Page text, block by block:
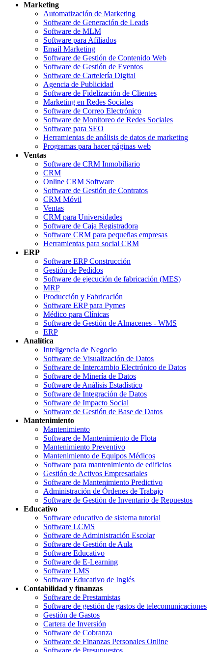
Marketing
Automatización de Marketing
Software de Generación de Leads
Software de MLM
Software para Afiliados
Email Marketing
Software de Gestión de Contenido Web
Software de Gestión de Eventos
Software de Cartelería Digital
Agencia de Publicidad
Software de Fidelización de Clientes
Marketing en Redes Sociales
Software de Correo Electrónico
Software de Monitoreo de Redes Sociales
Software para SEO
Herramientas de análisis de datos de marketing
Programas para hacer páginas web
Ventas
Software de CRM Inmobiliario
CRM
Online CRM Software
Software de Gestión de Contratos
CRM Móvil
Ventas
CRM para Universidades
Software de Caja Registradora
Software CRM para pequeñas empresas
Herramientas para social CRM
ERP
Software ERP Construcción
Gestión de Pedidos
Software de ejecución de fabricación (MES)
MRP
Producción y Fabricación
Software ERP para Pymes
Médico para Clínicas
Software de Gestión de Almacenes - WMS
ERP
Analítica
Inteligencia de Negocio
Software de Visualización de Datos
Software de Intercambio Electrónico de Datos
Software de Minería de Datos
Software de Análisis Estadístico
Software de Integración de Datos
Software de Impacto Social
Software de Gestión de Base de Datos
Mantenimiento
Mantenimiento
Software de Mantenimiento de Flota
Mantenimiento Preventivo
Mantenimiento de Equipos Médicos
Software para mantenimiento de edificios
Gestión de Activos Empresariales
Software de Mantenimiento Predictivo
Administración de Órdenes de Trabajo
Software de Gestión de Inventario de Repuestos
Educativo
Software educativo de sistema tutorial
Software LCMS
Software de Administración Escolar
Software de Gestión de Aula
Software Educativo
Software de E-Learning
Software LMS
Software Educativo de Inglés
Contabilidad y finanzas
Software de Prestamistas
Software de gestión de gastos de telecomunicaciones
Gestión de Gastos
Cartera de Inversión
Software de Cobranza
Software de Finanzas Personales Online